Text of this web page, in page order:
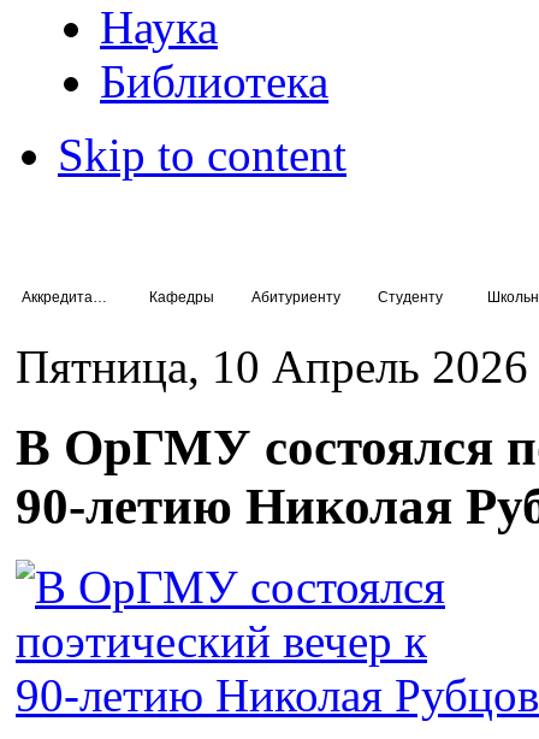
Наука
Библиотека
Skip to content
Кафедры Абитуриенту Студенту
Пятница, 10 Апрель
В ОрГМУ состоялся
90‑летию Николая